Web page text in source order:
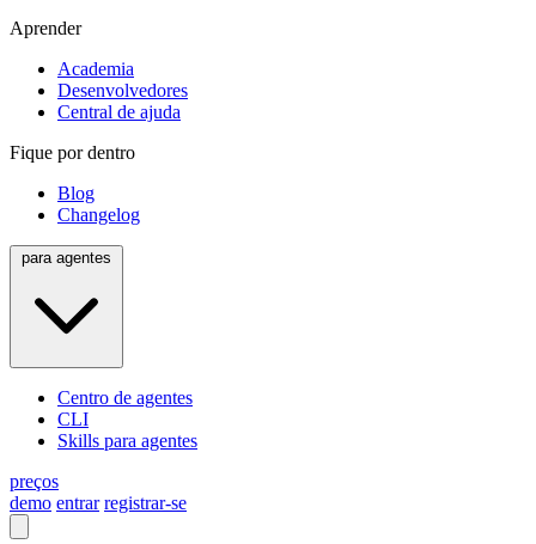
Aprender
Academia
Desenvolvedores
Central de ajuda
Fique por dentro
Blog
Changelog
Centro de agentes
CLI
Skills para agentes
preços
demo entrar registrar-se